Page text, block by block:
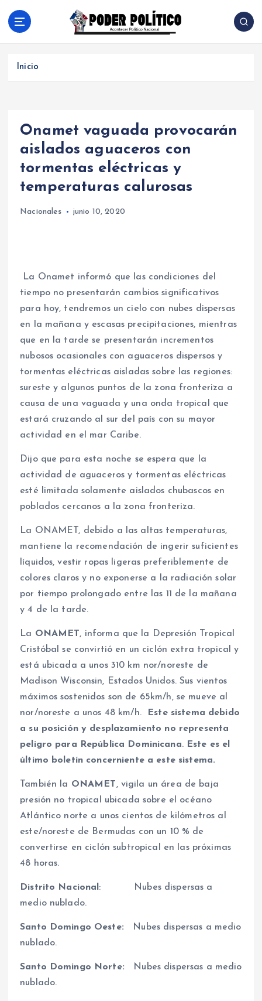
Acontecer Politico Nacional
Inicio
Onamet vaguada provocarán
aislados aguaceros con
tormentas eléctricas y
temperaturas calurosas
Nacionales junio 10, 2020
La Onamet informó que las condiciones del
tiempo no presentarán cambios significativos
para hoy, tendremos un cielo con nubes dispersas
en la mañana y escasas precipitaciones, mientras
que en la tarde se presentarán incrementos
nubosos ocasionales con aguaceros dispersos y
tormentas eléctricas aisladas sobre las regiones:
sureste y algunos puntos de la zona fronteriza a
causa de una vaguada y una onda tropical que
estará cruzando al sur del país con su mayor
actividad en el mar Caribe.
Dijo que para esta noche se espera que la
actividad de aguaceros y tormentas eléctricas
esté limitada solamente aislados chubascos en
poblados cercanos a la zona fronteriza.
La ONAMET, debido a las altas temperaturas,
mantiene la recomendación de ingerir suficientes
líquidos, vestir ropas ligeras preferiblemente de
colores claros y no exponerse a la radiación solar
por tiempo prolongado entre las 11 de la mañana
y 4 de la tarde.
La ONAMET, informa que la Depresión Tropical
Cristóbal se convirtió en un ciclón extra tropical y
está ubicada a unos 310 km nor/noreste de
Madison Wisconsin, Estados Unidos. Sus vientos
máximos sostenidos son de 65km/h, se mueve al
nor/noreste a unos 48 km/h.
Este sistema debido
a su posición y desplazamiento no representa
peligro para República Dominicana. Este es el
último boletín concerniente a este sistema.
También la ONAMET, vigila un área de baja
presión no tropical ubicada sobre el océano
Atlántico norte a unos cientos de kilómetros al
este/noreste de Bermudas con un 10 % de
convertirse en ciclón subtropical en las próximas
48 horas.
Distrito Nacional : Nubes dispersas a
medio nublado.
Santo Domingo Oeste: Nubes dispersas a medio
nublado.
Santo Domingo Norte: Nubes dispersas a medio
nublado.